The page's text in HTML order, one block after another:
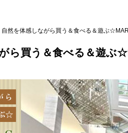
自然を体感しながら買う＆食べる＆遊ぶ
ら買う＆食べる＆遊ぶ